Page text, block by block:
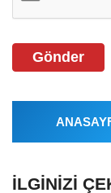
Gönder
İLGINIZI